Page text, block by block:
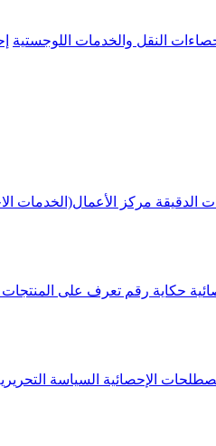
النقل والخدمات اللوجستية
الدقيقة مركز الأعمال(الخدمات
حكاية رقم تعرف على المنتجات
الإحصائية السياسة